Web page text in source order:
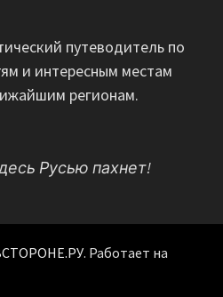
путеводитель по
и интересным местам
регионам.
Русью пахнет!
. Работает на